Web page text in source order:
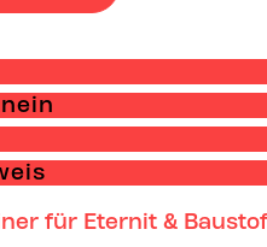
für Eternit &